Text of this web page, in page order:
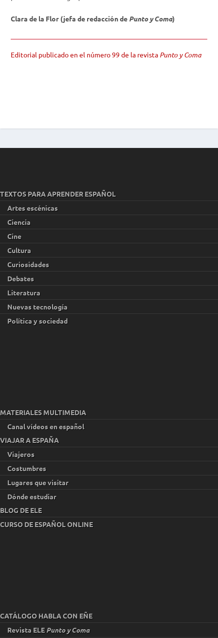
Clara de la Flor (jefa de redacción de Punto y Coma)
Editorial publicado en el número 99 de la revista Punto y Coma
TEXTOS PARA APRENDER ESPAÑOL
Artes escénicas
Ciencia
Cine
Cultura
Curiosidades
Debates
Literatura
Nuevas tecnología
Política y sociedad
MATERIALES MULTIMEDIA
Canal vídeos en español
VIAJAR A ESPAÑA
Viajeros
Costumbres
Lugares que visitar
Dónde estudiar
BLOG DE ELE
CURSO DE ESPAÑOL ONLINE
CATÁLOGO HABLA CON EÑE
Revista ELEPunto y Coma